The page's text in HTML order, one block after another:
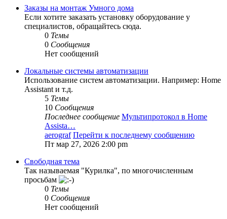
Заказы на монтаж Умного дома
Если хотите заказать установку оборудование у
специалистов, обращайтесь сюда.
0 Темы
0 Сообщения
Нет сообщений
Локальные системы автоматизации
Использование систем автоматизации. Например: Home
Assistant и т.д.
5 Темы
10 Сообщения
Последнее сообщение Мультипротокол в Home
Assista…
aerograf Перейти к последнему сообщению
Пт мар 27, 2026 2:00 pm
Свободная тема
Так называемая "Курилка", по многочисленным
просьбам
0 Темы
0 Сообщения
Нет сообщений